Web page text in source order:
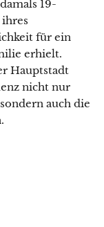
19-
für ein
erhielt.
Hauptstadt
nicht nur
auch die